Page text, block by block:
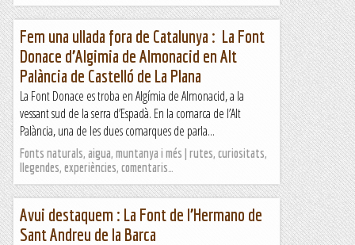
Fem una ullada fora de Catalunya : La Font
Donace d’Algimia de Almonacid en Alt
Palància de Castelló de La Plana
La Font Donace es troba en Algímia de Almonacid, a la
vessant sud de la serra d’Espadà. En la comarca de l’Alt
Palància, una de les dues comarques de parla...
Fonts naturals, aigua, muntanya i més | rutes, curiositats,
llegendes, experiències, comentaris…
Avui destaquem : La Font de l’Hermano de
Sant Andreu de la Barca